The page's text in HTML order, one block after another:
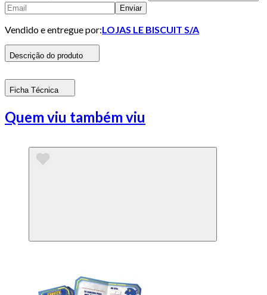
Enviar
Vendido e entregue por:LOJAS LE BISCUIT S/A
Descrição do produto
Ficha Técnica
Quem viu também viu